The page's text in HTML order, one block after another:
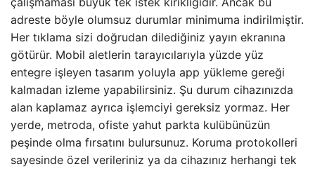
adreste böyle olumsuz durumlar minimuma indirilmiştir.
Her tıklama sizi doğrudan dilediğiniz yayın ekranına
götürür. Mobil aletlerin tarayıcılarıyla yüzde yüz
entegre işleyen tasarım yoluyla app yükleme gereği
kalmadan izleme yapabilirsiniz. Şu durum cihazınızda
alan kaplamaz ayrıca işlemciyi gereksiz yormaz. Her
yerde, metroda, ofiste yahut parkta kulübünüzün
peşinde olma fırsatını bulursunuz. Koruma protokolleri
sayesinde özel verileriniz ya da cihazınız herhangi tek